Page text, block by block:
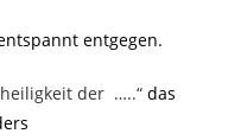
entgegen.
der …..“ das